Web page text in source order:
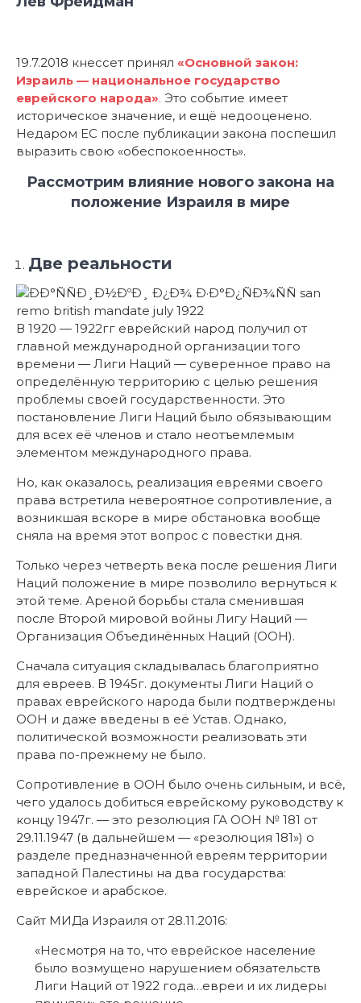
19.7.2018 кнессет принял «Основной закон:
Израиль — национальное государство
еврейского народа». Это событие имеет
историческое значение, и ещё недооценено.
Недаром ЕС после публикации закона поспешил
выразить свою «обеспокоенность».
Рассмотрим влияние нового закона на
положение Израиля в мире
Две реальности
В 1920 — 1922гг еврейский народ получил от
главной международной организации того
времени — Лиги Наций — суверенное право на
определённую территорию с целью решения
проблемы своей государственности. Это
постановление Лиги Наций было обязывающим
для всех её членов и стало неотъемлемым
элементом международного права.
Но, как оказалось, реализация евреями своего
права встретила невероятное сопротивление, а
возникшая вскоре в мире обстановка вообще
сняла на время этот вопрос с повестки дня.
Только через четверть века после решения Лиги
Наций положение в мире позволило вернуться к
этой теме. Ареной борьбы стала сменившая
после Второй мировой войны Лигу Наций —
Организация Объединённых Наций (ООН).
Сначала ситуация складывалась благоприятно
для евреев. В 1945г. документы Лиги Наций о
правах еврейского народа были подтверждены
ООН и даже введены в её Устав. Однако,
политической возможности реализовать эти
права по-прежнему не было.
Сопротивление в ООН было очень сильным, и всё,
чего удалось добиться еврейскому руководству к
концу 1947г. — это резолюция ГА ООН № 181 от
29.11.1947 (в дальнейшем — «резолюция 181») о
разделе предназначенной евреям территории
западной Палестины на два государства:
еврейское и арабское.
Сайт МИДа Израиля от 28.11.2016:
«Несмотря на то, что еврейское население
было возмущено нарушением обязательств
Лиги Наций от 1922 года…евреи и их лидеры